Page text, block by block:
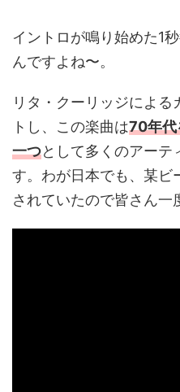
イントロが鳴り始めた1
んですよね〜。
リタ・クーリッジによる
トし、この楽曲は70年代
一つとして多くのアーテ
す。わが日本でも、某ビ
されていたので皆さん一